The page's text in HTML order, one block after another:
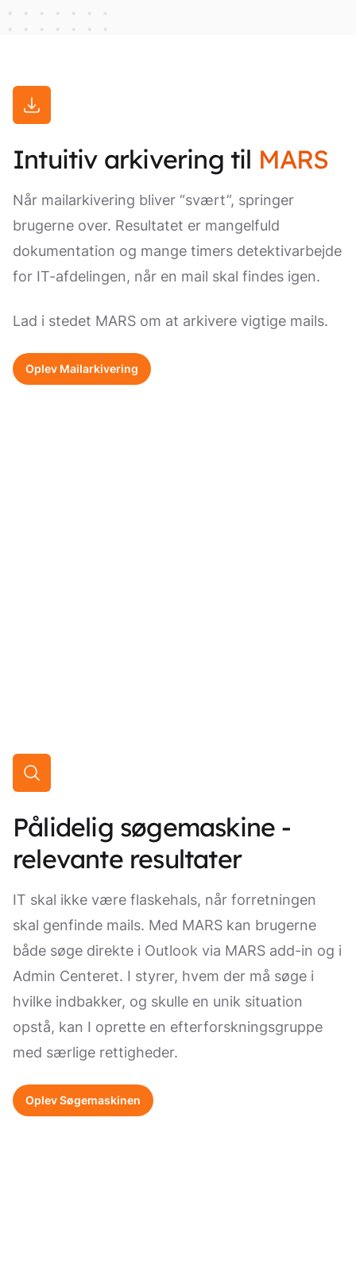
Intuitiv arkivering til MARS
Når mailarkivering bliver “svært”, springer
brugerne over. Resultatet er mangelfuld
dokumentation og mange timers detektivarbejde
for IT-afdelingen, når en mail skal findes igen.
Lad i stedet MARS om at arkivere vigtige mails.
Oplev Mailarkivering
Pålidelig søgemaskine -
relevante resultater
IT skal ikke være flaskehals, når forretningen
skal genfinde mails. Med MARS kan brugerne
både søge direkte i Outlook via MARS add-in og i
Admin Centeret. I styrer, hvem der må søge i
hvilke indbakker, og skulle en unik situation
opstå, kan I oprette en efterforskningsgruppe
med særlige rettigheder.
Oplev Søgemaskinen